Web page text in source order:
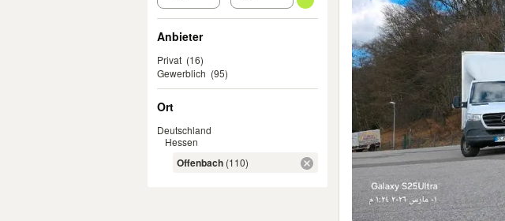
Anbieter
Privat (16)
Gewerblich (95)
Ort
Deutschland
Hessen
Offenbach (110)